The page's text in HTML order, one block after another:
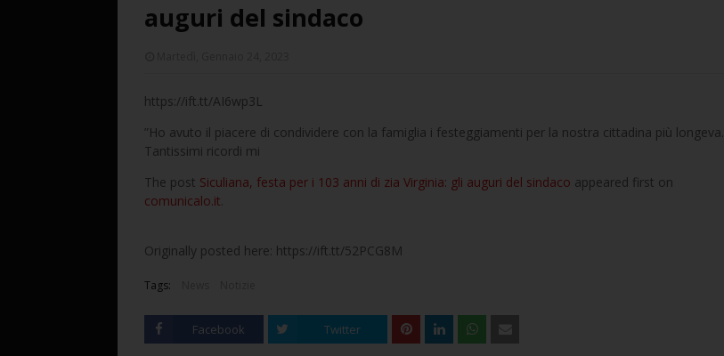
auguri del sindaco
https://ift.tt/AI6wp3L
”Ho avuto il piacere di condividere con la famiglia i festeggiamenti per la nostra cittadina più longeva.
Tantissimi ricordi mi
The post Siculiana, festa per i 103 anni di zia Virginia: gli auguri del sindaco appeared first on
comunicalo.it.
Originally posted here: https://ift.tt/52PCG8M
Tags:
Facebook Twitter